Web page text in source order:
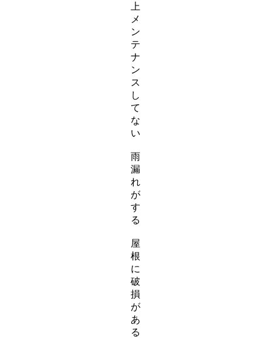
上
メ
ン
テ
ナ
ン
ス
し
て
な
い
雨
漏
れ
が
す
る
屋
根
に
破
損
が
あ
る